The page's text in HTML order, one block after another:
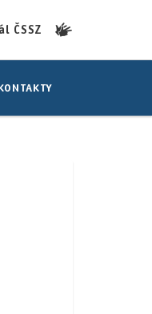
ČSSZ